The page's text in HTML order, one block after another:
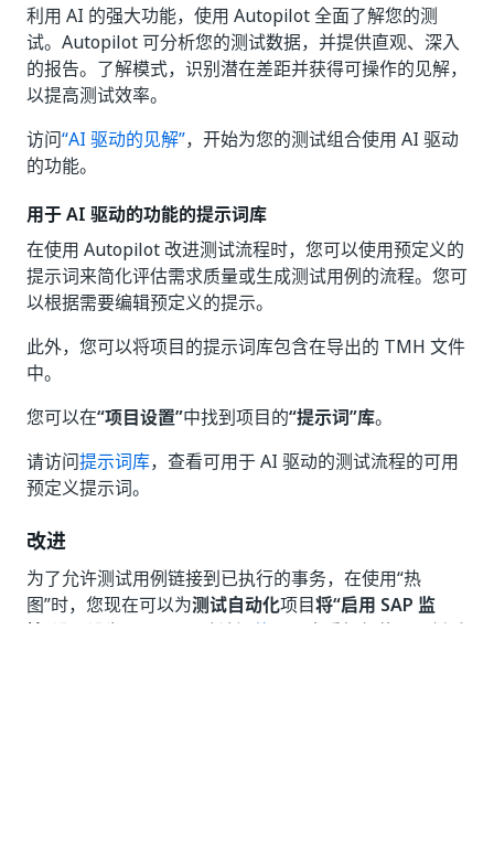
利用 AI 的强大功能，使用 Autopilot 全面了解您的测
试。Autopilot 可分析您的测试数据，并提供直观、深入
的报告。了解模式，识别潜在差距并获得可操作的见解，
以提高测试效率。
访问“AI 驱动的见解”，开始为您的测试组合使用 AI 驱动
的功能。
用于 AI 驱动的功能的提示词库
在使用 Autopilot 改进测试流程时，您可以使用预定义的
提示词来简化评估需求质量或生成测试用例的流程。您可
以根据需要编辑预定义的提示。
此外，您可以将项目的提示词库包含在导出的 TMH 文件
中。
您可以在“项目设置”中找到项目的“提示词”库。
请访问提示词库，查看可用于 AI 驱动的测试流程的可用
预定义提示词。
改进
为了允许测试用例链接到已执行的事务，在使用“热
图”时，您现在可以为测试自动化项目将“启用 SAP 监
控” 设置设为 。请访问 热图
，查看如何使用更新后